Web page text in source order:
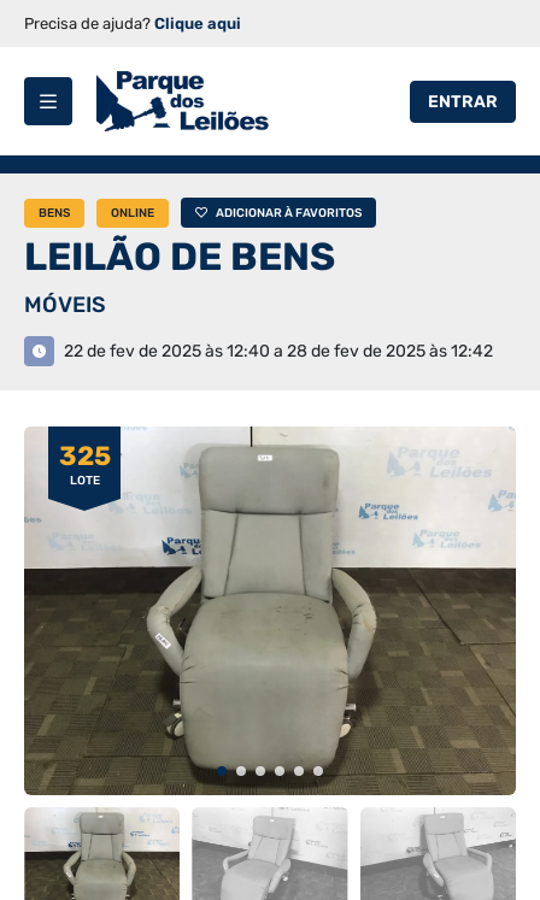
Precisa de ajuda? Clique aqui
ENTRAR
BENS ONLINE ADICIONAR À FAVORITOS
LEILÃO DE BENS
MÓVEIS
22 de fev de 2025 às 12:40 a 28 de fev de 2025 às 12:42
325
LOTE